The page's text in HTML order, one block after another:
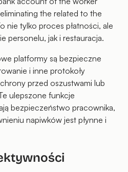
the related to the
nie tylko proces płatności, ale
personelu, jak i restauracja.
platformy są bezpieczne
i inne protokoły
przed oszustwami lub
ulepszone funkcje
bezpieczeństwo pracownika,
napiwków jest płynne i